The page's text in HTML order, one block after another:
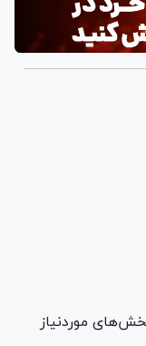
موردنیاز